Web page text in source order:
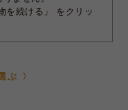
を続ける」 をクリッ